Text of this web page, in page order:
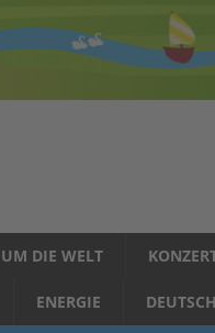
DIE WELT
ENERGIE